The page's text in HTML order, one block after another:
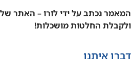
המאמר נכתב על ידי לורו – האתר
ולקבלת החלטות מושכלות!
דברו איתנו